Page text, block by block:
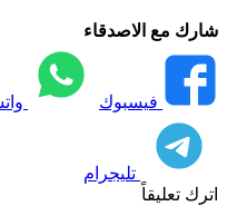
شارك مع الاصدقاء
فيسبوك
تليجرام
اترك تعليقاً